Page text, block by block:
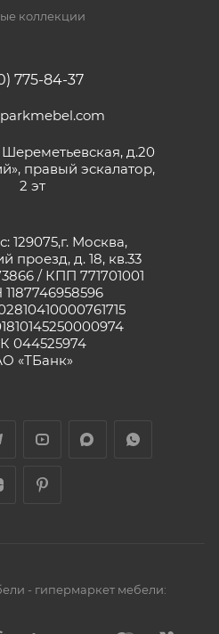
коллекции
775-84-37
Шереметьевская, д.20
правый эскалатор,
2 эт
129075,г. Москва,
проезд, д. 18, кв.33
/ КПП 771701001
044525974
«ТБанк»
- гипермаркет мебели: